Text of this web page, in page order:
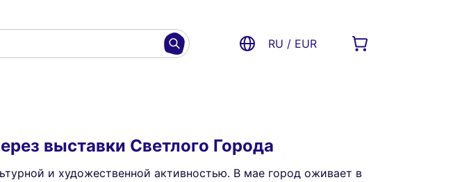
RU / EUR
выставки Светлого Города
и художественной активностью. В мае город оживает в